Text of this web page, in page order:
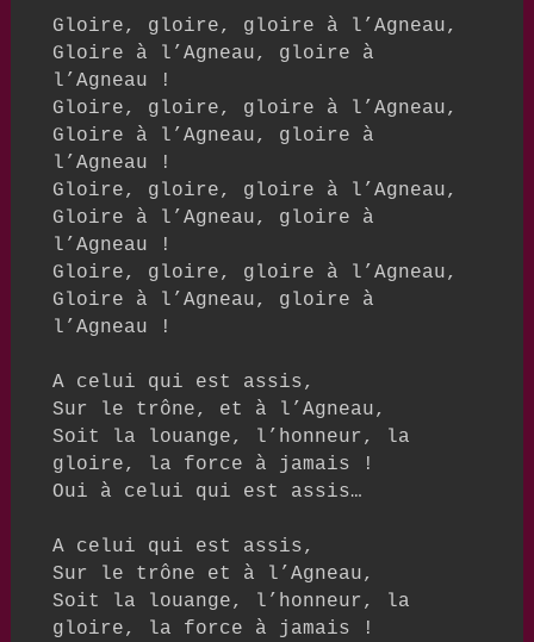
Gloire, gloire, gloire à l’Agneau,
Gloire à l’Agneau, gloire à
l’Agneau !
Gloire, gloire, gloire à l’Agneau,
Gloire à l’Agneau, gloire à
l’Agneau !
Gloire, gloire, gloire à l’Agneau,
Gloire à l’Agneau, gloire à
l’Agneau !
Gloire, gloire, gloire à l’Agneau,
Gloire à l’Agneau, gloire à
l’Agneau !
A celui qui est assis,
Sur le trône, et à l’Agneau,
Soit la louange, l’honneur, la
gloire, la force à jamais !
Oui à celui qui est assis…
A celui qui est assis,
Sur le trône et à l’Agneau,
Soit la louange, l’honneur, la
gloire, la force à jamais !